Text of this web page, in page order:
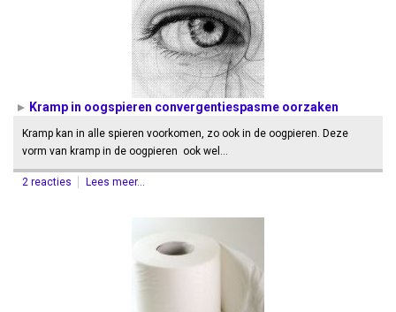
Kramp in oogspieren convergentiespasme oorzaken
Kramp kan in alle spieren voorkomen, zo ook in de oogpieren. Deze
vorm van kramp in de oogpieren ook wel…
2 reacties Lees meer...